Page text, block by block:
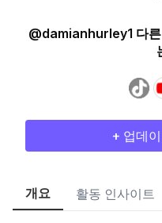
@damianhurley1 다른
+ 업데
개요 활동 인사이트